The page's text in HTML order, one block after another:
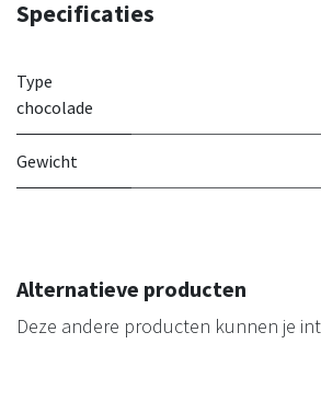
Specificaties
Type
chocolade
Gewicht
Alternatieve producten
Deze andere producten kunnen je